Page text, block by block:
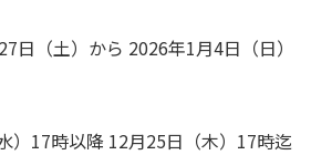
日（土）から 2026年1月4日（日）
）17時以降 12月25日（木）17時迄